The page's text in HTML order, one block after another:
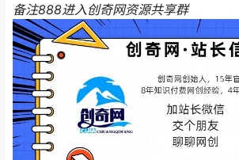
备注888进入创奇网资源共享群